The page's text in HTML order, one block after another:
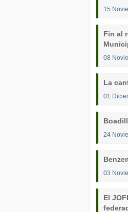
15
Fin al
08
La
01
24
03
El